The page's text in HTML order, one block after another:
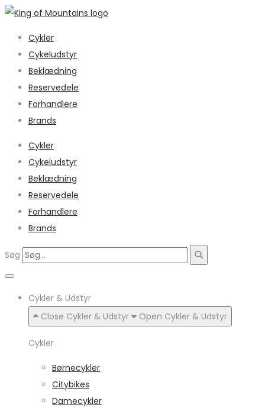
Cykler
Cykeludstyr
Beklædning
Reservedele
Forhandlere
Brands
Cykler
Cykeludstyr
Beklædning
Reservedele
Forhandlere
Brands
Søg
Cykler & Udstyr
Close Cykler & Udstyr
Open Cykler & Udstyr
Cykler
Børnecykler
Citybikes
Damecykler